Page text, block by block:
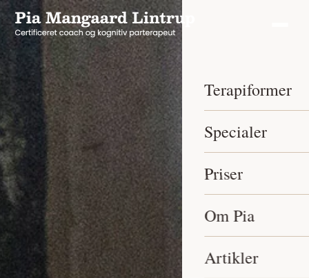
Terapiformer
Specialer
Priser
Om Pia
Artikler